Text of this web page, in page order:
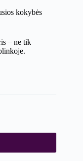
kokybės
– ne tik